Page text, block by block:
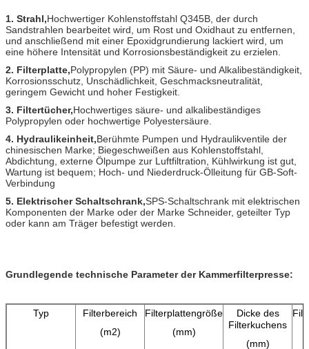
1. Strahl,Hochwertiger Kohlenstoffstahl Q345B, der durch
Sandstrahlen bearbeitet wird, um Rost und Oxidhaut zu entfernen,
und anschließend mit einer Epoxidgrundierung lackiert wird, um
eine höhere Intensität und Korrosionsbeständigkeit zu erzielen.
2. Filterplatte,Polypropylen (PP) mit Säure- und Alkalibeständigkeit,
Korrosionsschutz, Unschädlichkeit, Geschmacksneutralität,
geringem Gewicht und hoher Festigkeit.
3. Filtertücher,Hochwertiges säure- und alkalibeständiges
Polypropylen oder hochwertige Polyestersäure.
4. Hydraulikeinheit,Berühmte Pumpen und Hydraulikventile der
chinesischen Marke; Biegeschweißen aus Kohlenstoffstahl,
Abdichtung, externe Ölpumpe zur Luftfiltration, Kühlwirkung ist gut,
Wartung ist bequem; Hoch- und Niederdruck-Ölleitung für GB-Soft-
Verbindung
5. Elektrischer Schaltschrank,SPS-Schaltschrank mit elektrischen
Komponenten der Marke oder der Marke Schneider, geteilter Typ
oder kann am Träger befestigt werden.
Grundlegende technische Parameter der Kammerfilterpresse:
Typ
Filterbereich
(m2)
Filterplattengröße
(mm)
Dicke des
Filterkuchens
(mm)